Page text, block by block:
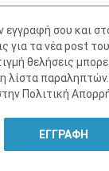
2010, από
εγγραφή σου και
για τα νέα post
θελήσεις
λίστα
Πολιτική